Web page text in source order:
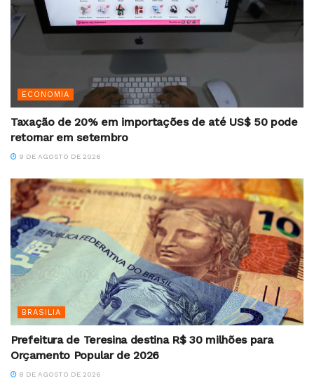
ECONOMIA
Taxação de 20% em importações de até US$ 50 pode
retornar em setembro
9 DE AGOSTO DE 2026
BRASILIA
Prefeitura de Teresina destina R$ 30 milhões para
Orçamento Popular de 2026
8 DE AGOSTO DE 2026